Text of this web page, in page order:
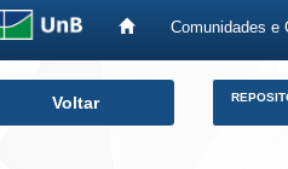
Comunidades e
Voltar